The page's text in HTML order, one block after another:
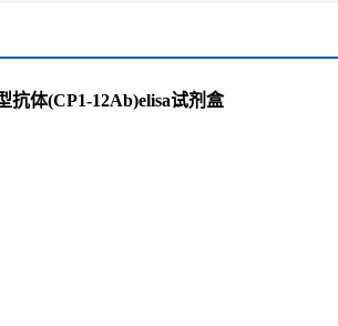
抗体(CP1-12Ab)elisa试剂盒